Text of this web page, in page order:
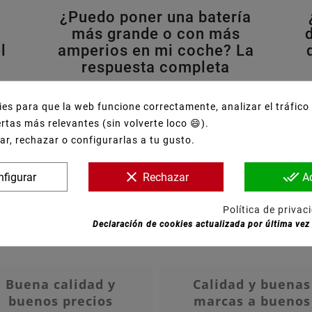
¿Puedo poner una batería
más grande o con más
amperios en mi coche? La
respuesta completa
o con más amperios en tu coche? Te
explicamos cuándo se puede hacer, qué
riesgos existen y qué debes revisar ...
Buena calidad y
buenos precios
Calidad y buenas
marcas a buenos
para que la web funcione correctamente, analizar el tráfico
más relevantes (sin volverte loco 😄).
rechazar o configurarlas a tu gusto.
clear Rechazar done_all
Política de
Declaración de cookies actualizada por última vez